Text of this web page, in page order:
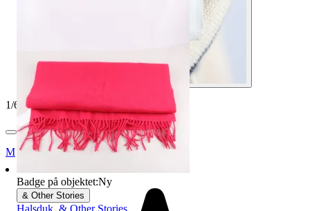
1/6
Myrorna
Badge på objektet:Ny
& Other Stories
Halsduk, & Other Stories